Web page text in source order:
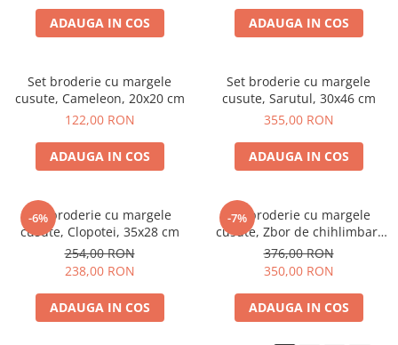
ADAUGA IN COS ADAUGA IN COS
Set broderie cu margele
cusute, Cameleon, 20x20 cm
122,00 RON
ADAUGA IN COS
Set broderie cu margele
cusute, Sarutul, 30x46 cm
355,00 RON
ADAUGA IN COS
-6%
Set broderie cu margele
cusute, Clopotei, 35x28 cm
254,00 RON
238,00 RON
ADAUGA IN COS
-7%
Set broderie cu margele
cusute, Zbor de chihlimbar,
31x40 cm
376,00 RON
350,00 RON
ADAUGA IN COS